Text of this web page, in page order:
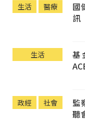
生活 醫療
國
訊
生活
基
政經 社會
監
聽